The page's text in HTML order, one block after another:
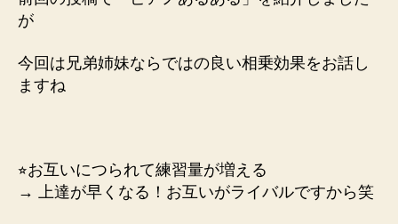
が
今回は兄弟姉妹ならではの良い相乗効果をお話し
ますね
⭐︎お互いにつられて練習量が増える
→ 上達が早くなる！お互いがライバルですから笑